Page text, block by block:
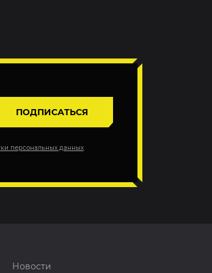
ПОДПИСАТЬСЯ
персональных данных
Новости